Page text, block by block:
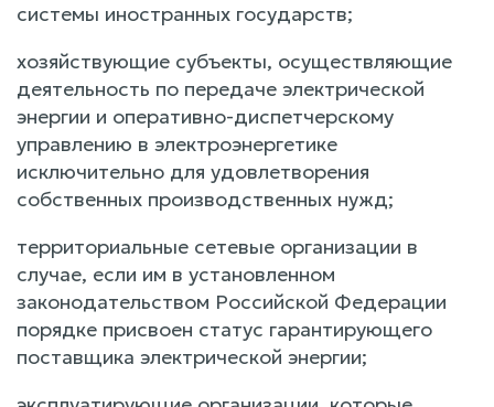
системы иностранных государств;
хозяйствующие субъекты, осуществляющие
деятельность по передаче электрической
энергии и оперативно-диспетчерскому
управлению в электроэнергетике
исключительно для удовлетворения
собственных производственных нужд;
территориальные сетевые организации в
случае, если им в установленном
законодательством Российской Федерации
порядке присвоен статус гарантирующего
поставщика электрической энергии;